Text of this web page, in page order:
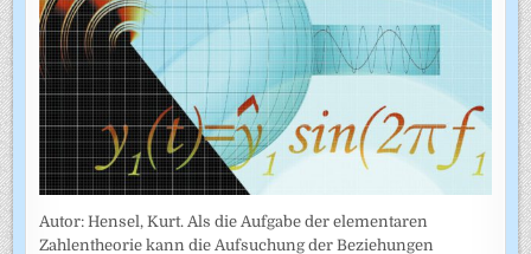
Autor: Hensel, Kurt. Als die Aufgabe der elementaren
Zahlentheorie kann die Aufsuchung der Beziehungen